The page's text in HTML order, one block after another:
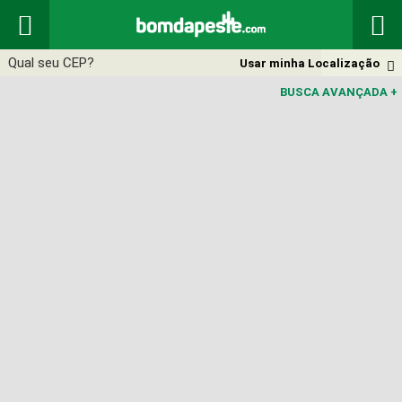
 

Usar minha Localização
BUSCA AVANÇADA +